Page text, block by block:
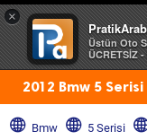
×
Üstün Oto
ÜCRETSİZ
2012 Bmw 5
Bmw 5 Serisi